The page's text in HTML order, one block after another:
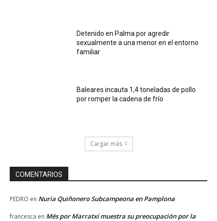
Detenido en Palma por agredir
sexualmente a una menor en el entorno
familiar
Baleares incauta 1,4 toneladas de pollo
por romper la cadena de frío
Cargar más
COMENTARIOS
PEDRO en Nuria Quiñonero Subcampeona en Pamplona
francesca en Més por Marratxí muestra su preocupación por la